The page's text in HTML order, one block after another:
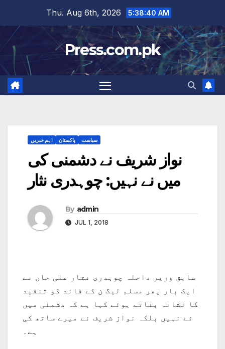
content
Thu. Aug 6th, 2026 5:38:41 AM
Press.com.pk
اہم خبریں پاکستان سیاست
نواز شریف نے دشمنی کی
میں نے نہیں: چوہدری نثار
By admin
JUL 1, 2018
سابق وزیر داخلہ چوہدری نثار علی خان نے
ایک بار پھر مسلم لیگ ن کے قائد کو تنقید
کا نشانہ بناتے ہوئے کہا ہے کہ دشمنی میں
نے نہیں بلکہ نواز شریف نے میرے ساتھ کی
ہے۔